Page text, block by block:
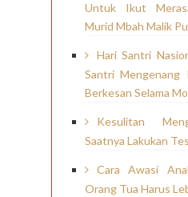
Untuk Ikut
Murid Mbah Malik
Hari Santri
Santri Mengenang
Berkesan Selama
Kesulitan
Saatnya Lakukan
Cara Awasi
Orang Tua Harus